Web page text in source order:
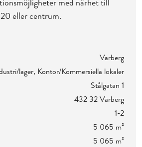
eller centrum.
Varberg
lager, Kontor/Kommersiella lokaler
Stålgatan 1
432 32 Varberg
1-2
5 065 m²
5 065 m²